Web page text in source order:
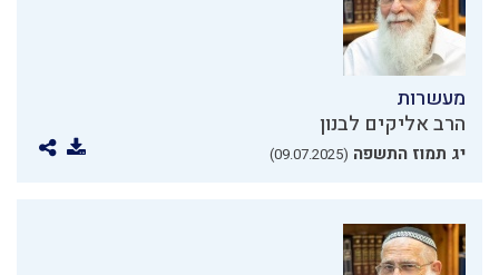
מעשרות
הרב אליקים לבנון
יג תמוז התשפה (09.07.2025)